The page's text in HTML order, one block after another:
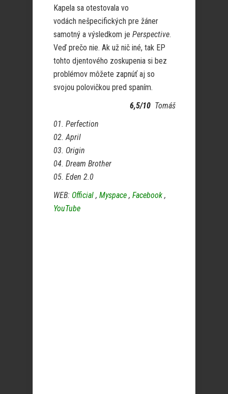
Kapela sa otestovala vo
vodách nešpecifických pre žáner
samotný a výsledkom je Perspective.
Veď prečo nie. Ak už nič iné, tak EP
tohto djentového zoskupenia si bez
problémov môžete zapnúť aj so
svojou polovičkou pred spaním.
6,5/10 Tomáš
01. Perfection
02. April
03. Origin
04. Dream Brother
05. Eden 2.0
WEB: Official , Myspace , Facebook ,
YouTube